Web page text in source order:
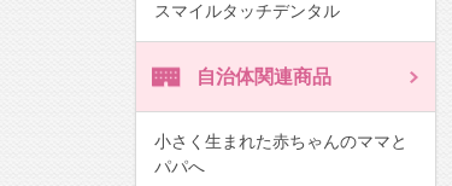
スマイルタッチデンタル
自治体関連商品
小さく生まれた赤ちゃんのママと
パパへ